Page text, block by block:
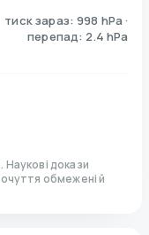
тиск зараз: 998 hPa ·
перепад: 2.4 hPa
докази
обмежені й